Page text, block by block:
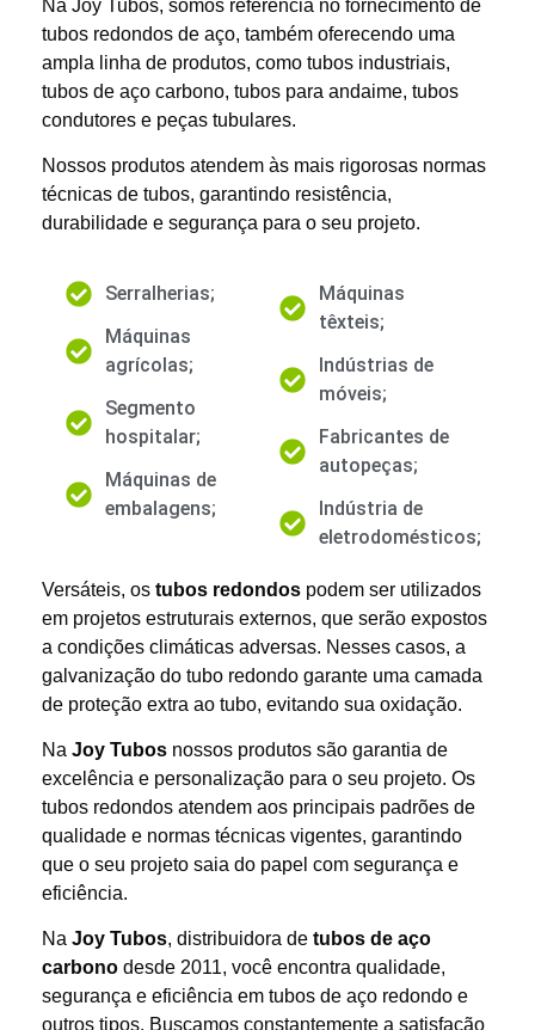
Na Joy Tubos, somos referência no fornecimento de
tubos redondos de aço, também oferecendo uma
ampla linha de produtos, como tubos industriais,
tubos de aço carbono, tubos para andaime, tubos
condutores e peças tubulares.
Nossos produtos atendem às mais rigorosas normas
técnicas de tubos, garantindo resistência,
durabilidade e segurança para o seu projeto.
Serralherias;
Máquinas
agrícolas;
Segmento
hospitalar;
Máquinas de
embalagens;
Máquinas
têxteis;
Indústrias de
móveis;
Fabricantes de
autopeças;
Indústria de
eletrodomésticos;
Versáteis, os tubos redondos podem ser utilizados
em projetos estruturais externos, que serão expostos
a condições climáticas adversas. Nesses casos, a
galvanização do tubo redondo garante uma camada
de proteção extra ao tubo, evitando sua oxidação.
Na Joy Tubos nossos produtos são garantia de
excelência e personalização para o seu projeto. Os
tubos redondos atendem aos principais padrões de
qualidade e normas técnicas vigentes, garantindo
que o seu projeto saia do papel com segurança e
eficiência.
Na Joy Tubos, distribuidora de tubos de aço
carbono desde 2011, você encontra qualidade,
segurança e eficiência em tubos de aço redondo e
outros tipos. Buscamos constantemente a satisfação